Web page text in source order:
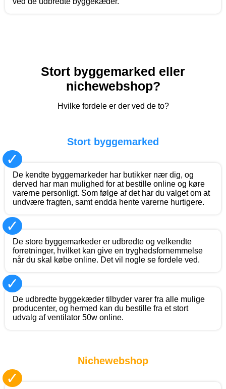
Stort byggemarked eller
nichewebshop?
Hvilke fordele er der ved de to?
Stort byggemarked
✓
De kendte byggemarkeder har butikker nær dig, og
derved har man mulighed for at bestille online og køre
varerne personligt. Som følge af det har du valget om at
undvære fragten, samt endda hente varerne hurtigere.
✓
De store byggemarkeder er udbredte og velkendte
forretninger, hvilket kan give en tryghedsfornemmelse
når du skal købe online. Det vil nogle se fordele ved.
✓
De udbredte byggekæder tilbyder varer fra alle mulige
producenter, og hermed kan du bestille fra et stort
udvalg af ventilator 50w online.
Nichewebshop
✓